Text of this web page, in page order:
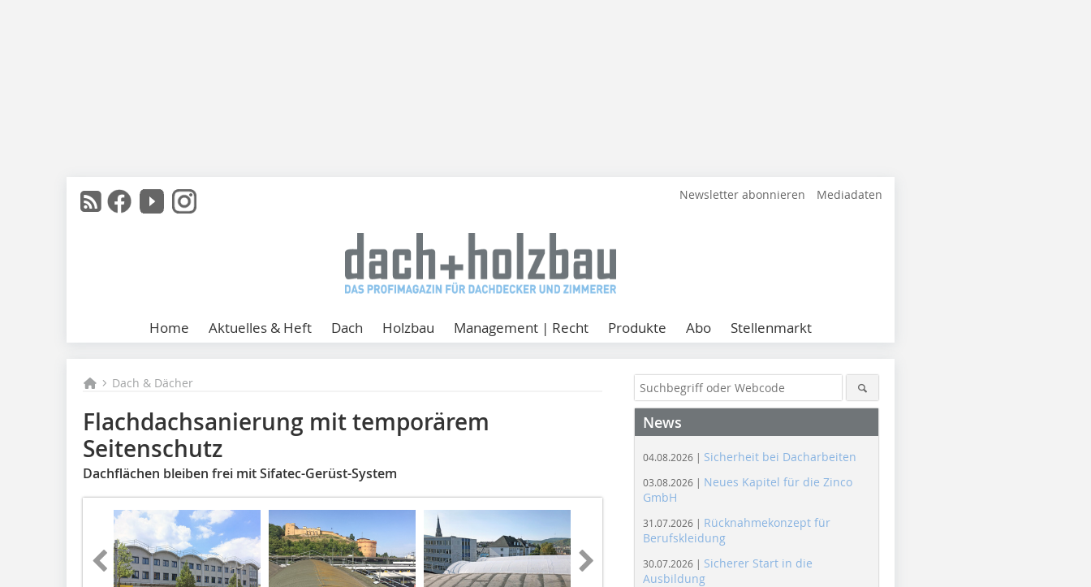
Newsletter abonnieren Mediadaten
Home Aktuelles & Heft Dach Holzbau Management | Recht Produkte Abo Stellenmarkt
Dach & Dächer
Flachdachsanierung mit temporärem
Seitenschutz
Dachflächen bleiben frei mit Sifatec-Gerüst-System
News
04.08.2026 | Sicherheit bei Dacharbeiten
03.08.2026 | Neues Kapitel für die Zinco
GmbH
31.07.2026 | Rücknahmekonzept für
Berufskleidung
30.07.2026 | Sicherer Start in die
Ausbildung